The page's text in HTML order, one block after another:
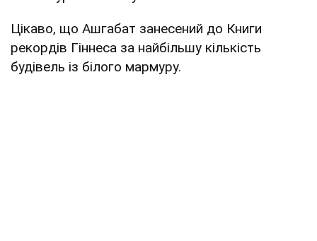
Цікаво, що Ашгабат занесений до Книги
рекордів Гіннеса за найбільшу кількість
будівель із білого мармуру.